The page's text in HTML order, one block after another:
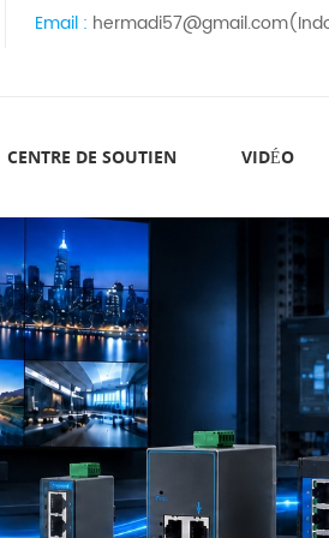
Email :
CENTRE DE SOUTIEN VIDÉO